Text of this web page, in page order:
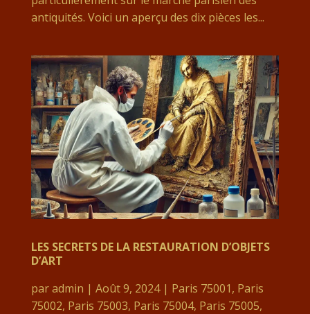
antiquités. Voici un aperçu des dix pièces les...
LES SECRETS DE LA RESTAURATION D’OBJETS
D’ART
paradmin | Août 9, 2024| Paris 75001, Paris
75002, Paris 75003, Paris 75004, Paris 75005,